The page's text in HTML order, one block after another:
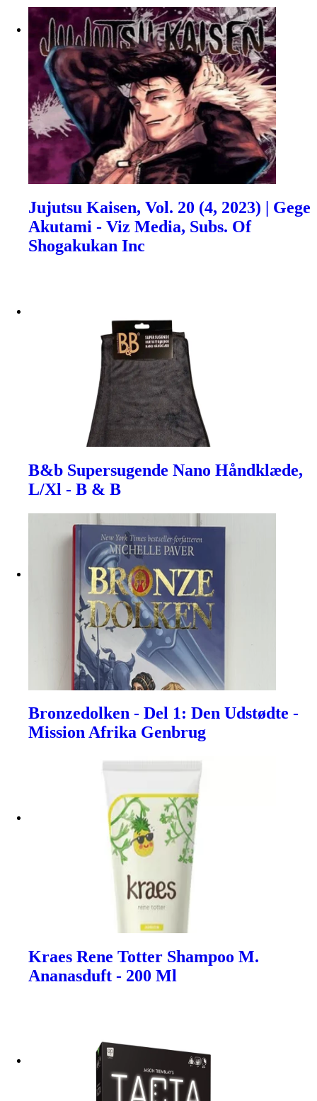
Jujutsu Kaisen, Vol. 20 (4, 2023) | Gege
Akutami - Viz Media, Subs. Of
Shogakukan Inc
B&b Supersugende Nano Håndklæde,
L/Xl - B & B
Bronzedolken - Del 1: Den Udstødte -
Mission Afrika Genbrug
Kraes Rene Totter Shampoo M.
Ananasduft - 200 Ml